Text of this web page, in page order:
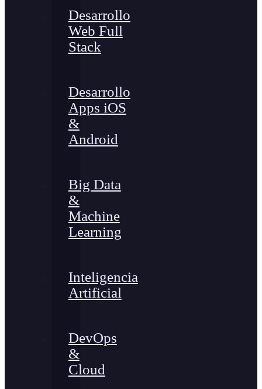
Desarrollo
Web Full
Stack
Desarrollo
Apps iOS
&
Android
Big Data
&
Machine
Learning
Inteligencia
Artificial
DevOps
&
Cloud